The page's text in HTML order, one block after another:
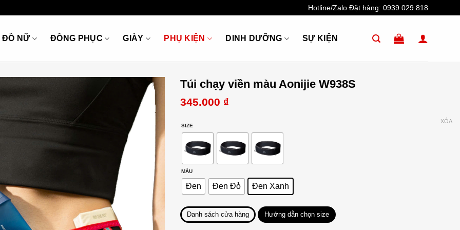
Hotline/Zalo Đặt hàng: 0939 029 818
ĐỒ NỮ ĐỒNG PHỤC GIÀY PHỤ KIỆN DINH DƯỠNG SỰ KIỆN
Túi chạy viền màu Aonijie W938S
345.000 ₫
SIZE
MÀU
Đen Đen Đỏ Đen Xanh
XÓA
Danh sách cửa hàng Hướng dẫn chọn size